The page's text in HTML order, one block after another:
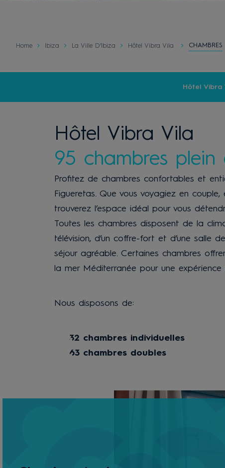
Home Ibiza La Ville D’Ibiza Hôtel Vibra Vila CHAMBRES
Hôtel Vibra
Hôtel Vibra Vila
95 chambres plein
Profitez de chambres confortables et
Figueretas. Que vous voyagiez en
trouverez l’espace idéal pour vous
Toutes les chambres disposent de la
télévision, d’un coffre-fort et d’une salle
séjour agréable. Certaines chambres
la mer Méditerranée pour une expérience
Nous disposons de:
32 chambres individuelles
63 chambres doubles